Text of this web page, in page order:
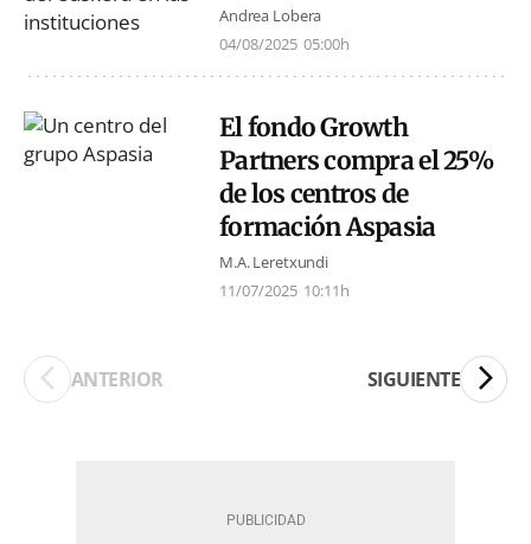
Andrea Lobera
04/08/2025 05:00h
El fondo Growth
Partners compra el 25%
de los centros de
formación Aspasia
M.A. Leretxundi
11/07/2025 10:11h
ANTERIOR SIGUIENTE